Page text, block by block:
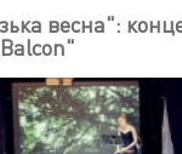
весна":